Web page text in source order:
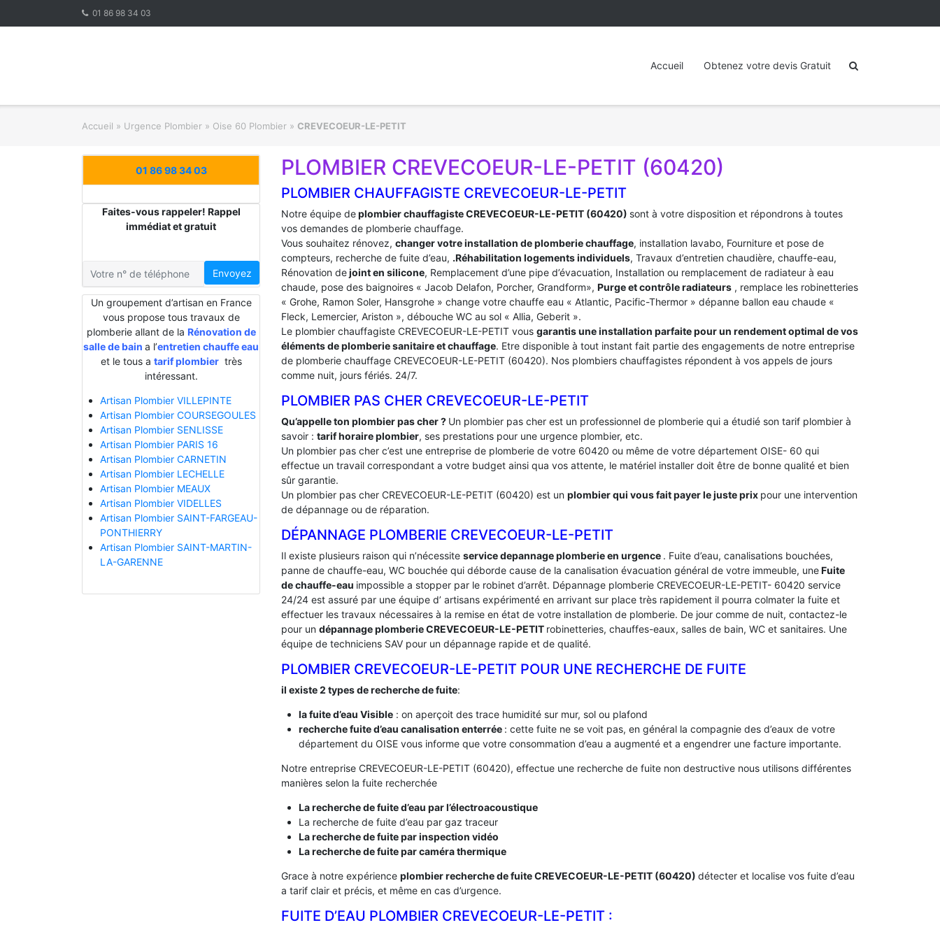
01 86 98 34 03
Accueil Obtenez votre devis Gratuit
Accueil » Urgence Plombier » Oise 60 Plombier » CREVECOEUR-LE-PETIT
01 86 98 34 03
Faites-vous rappeler! Rappel
immédiat et gratuit
Envoyez
Un groupement d’artisan en France
vous propose tous travaux de
plomberie allant de la Rénovation de
salle de bain a l’entretien chauffe eau
et le tous a tarif plombiertrès
intéressant.
Artisan Plombier VILLEPINTE
Artisan Plombier COURSEGOULES
Artisan Plombier SENLISSE
Artisan Plombier PARIS 16
Artisan Plombier CARNETIN
Artisan Plombier LECHELLE
Artisan Plombier MEAUX
Artisan Plombier VIDELLES
Artisan Plombier SAINT-FARGEAU-
PONTHIERRY
Artisan Plombier SAINT-MARTIN-
LA-GARENNE
PLOMBIER CREVECOEUR-LE-PETIT (60420)
PLOMBIER CHAUFFAGISTE CREVECOEUR-LE-PETIT
Notre équipe deplombier chauffagiste CREVECOEUR-LE-PETIT (60420) sont à votre disposition et répondrons à toutes
vos demandes de plomberie chauffage.
Vous souhaitez rénovez, changer votre installation de plomberie chauffage, installation lavabo, Fourniture et pose de
compteurs, recherche de fuite d’eau, .Réhabilitation logements individuels, Travaux d’entretien chaudière, chauffe-eau,
Rénovation dejoint en silicone, Remplacement d’une pipe d’évacuation, Installation ou remplacement de radiateur à eau
chaude, pose des baignoires « Jacob Delafon, Porcher, Grandform», Purge et contrôle radiateurs , remplace les robinetteries
« Grohe, Ramon Soler, Hansgrohe » change votre chauffe eau « Atlantic, Pacific-Thermor » dépanne ballon eau chaude «
Fleck, Lemercier, Ariston », débouche WC au sol « Allia, Geberit ».
Le plombier chauffagiste CREVECOEUR-LE-PETIT vous garantis une installation parfaite pour un rendement optimal de vos
éléments de plomberie sanitaire et chauffage. Etre disponible à tout instant fait partie des engagements de notre entreprise
de plomberie chauffage CREVECOEUR-LE-PETIT (60420). Nos plombiers chauffagistes répondent à vos appels de jours
comme nuit, jours fériés. 24/7.
PLOMBIER PAS CHER CREVECOEUR-LE-PETIT
Qu’appelle ton plombier pas cher ? Un plombier pas cher est un professionnel de plomberie qui a étudié son tarif plombier à
savoir : tarif horaire plombier, ses prestations pour une urgence plombier, etc.
Un plombier pas cher c’est une entreprise de plomberie de votre 60420 ou même de votre département OISE- 60 qui
effectue un travail correspondant a votre budget ainsi qua vos attente, le matériel installer doit être de bonne qualité et bien
sûr garantie.
Un plombier pas cher CREVECOEUR-LE-PETIT (60420) est un plombier qui vous fait payer le juste prix pour une intervention
de dépannage ou de réparation.
DÉPANNAGE PLOMBERIE CREVECOEUR-LE-PETIT
Il existe plusieurs raison qui n’nécessite service depannage plomberie en urgence . Fuite d’eau, canalisations bouchées,
panne de chauffe-eau, WC bouchée qui déborde cause de la canalisation évacuation général de votre immeuble, uneFuite
de chauffe-eau impossible a stopper par le robinet d’arrêt. Dépannage plomberie CREVECOEUR-LE-PETIT- 60420 service
24/24 est assuré par une équipe d’ artisans expérimenté en arrivant sur place très rapidement il pourra colmater la fuite et
effectuer les travaux nécessaires à la remise en état de votre installation de plomberie. De jour comme de nuit, contactez-le
pour un dépannage plomberie CREVECOEUR-LE-PETIT robinetteries, chauffes-eaux, salles de bain, WC et sanitaires. Une
équipe de techniciens SAV pour un dépannage rapide et de qualité.
PLOMBIER CREVECOEUR-LE-PETIT POUR UNE RECHERCHE DE FUITE
il existe 2 types de recherche de fuite:
la fuite d’eau Visible: on aperçoit des trace humidité sur mur, sol ou plafond
recherche fuite d’eau canalisation enterrée : cette fuite ne se voit pas, en général la compagnie des d’eaux de votre
département du OISE vous informe que votre consommation d’eau a augmenté et a engendrer une facture importante.
Notre entreprise CREVECOEUR-LE-PETIT (60420), effectue une recherche de fuite non destructive nous utilisons différentes
manières selon la fuite recherchée
La recherche de fuite d’eau par l’électroacoustique
La recherche de fuite d’eau par gaz traceur
La recherche de fuite par inspection vidéo
La recherche de fuite par caméra thermique
Grace à notre expérience plombier recherche de fuite CREVECOEUR-LE-PETIT (60420) détecter et localise vos fuite d’eau
a tarif clair et précis, et même en cas d’urgence.
FUITE D’EAU PLOMBIER CREVECOEUR-LE-PETIT :